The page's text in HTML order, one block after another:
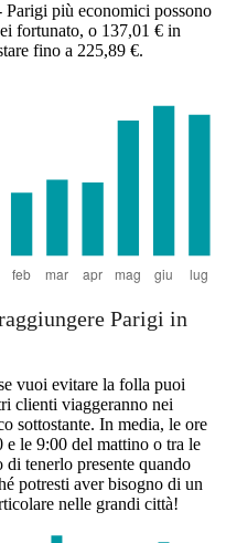
più economici possono
fortunato, o 137,01 € in
fino a 225,89 €.
Parigi in
vuoi evitare la folla puoi
clienti viaggeranno nei
sottostante. In media, le ore
e le 9:00 del mattino o tra le
tenerlo presente quando
potresti aver bisogno di un
nelle grandi città!